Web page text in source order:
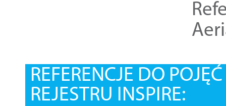
REFERENCJE DO
REJESTRU INSPIRE: